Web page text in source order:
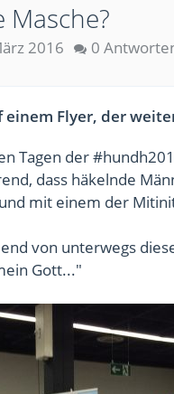
Masche?
2016 0
einem Flyer, der
Tagen der
dass häkelnde
mit einem der
von unterwegs
Gott..."